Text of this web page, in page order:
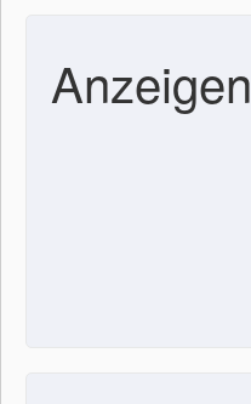
Anzeigen